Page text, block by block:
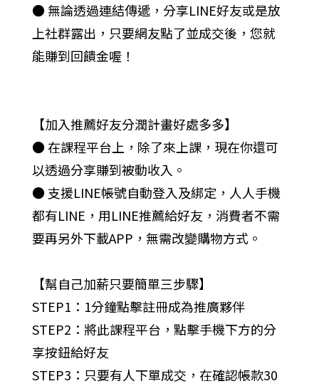
● 無論透過連結傳遞，分享LINE好友或是放
上社群露出，只要網友點了並成交後，您就
能賺到回饋金喔！
【加入推薦好友分潤計畫好處多多】
● 在課程平台上，除了來上課，現在你還可
以透過分享賺到被動收入。
● 支援LINE帳號自動登入及綁定，人人手機
都有LINE，用LINE推薦給好友，消費者不需
要再另外下載APP，無需改變購物方式。
【幫自己加薪只要簡單三步驟】
STEP1：1分鐘點擊註冊成為推廣夥伴
STEP2：將此課程平台，點擊手機下方的分
享按鈕給好友
STEP3：只要有人下單成交，在確認帳款30